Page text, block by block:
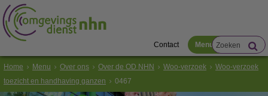
Contact Menu
Home Menu Over ons Over de OD NHN Woo-verzoek
Woo-verzoek
toezicht en handhaving ganzen
0467